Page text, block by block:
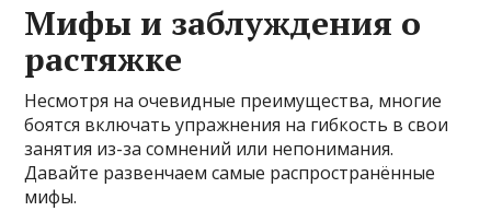
Мифы и заблуждения о
растяжке
Несмотря на очевидные преимущества, многие
боятся включать упражнения на гибкость в свои
занятия из-за сомнений или непонимания.
Давайте развенчаем самые распространённые
мифы.